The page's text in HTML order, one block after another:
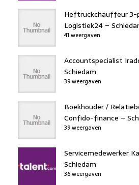
Heftruckchauffeur 3-
Logistiek24 –
41 weergaven
Accountspecialist
Schiedam
39 weergaven
Boekhouder /
Confido-finance –
39 weergaven
Servicemedewerker
Schiedam
36 weergaven